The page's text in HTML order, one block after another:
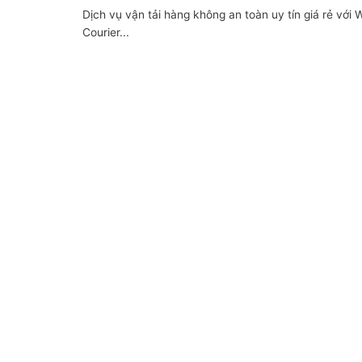
Dịch vụ vận tải hàng không an toàn uy tín giá rẻ với
Courier...